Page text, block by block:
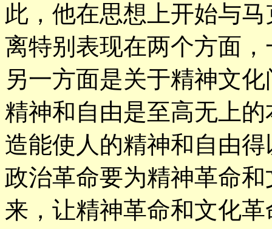
此，他在思想上开始与
离特别表现在两个方面
另一方面是关于精神文
精神和自由是至高无上
造能使人的精神和自由
政治革命要为精神革命
来，让精神革命和文化